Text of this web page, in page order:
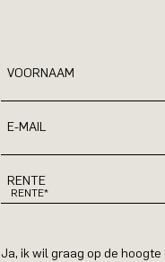
VOORNAAM
E-MAIL
RENTE
Ja, ik wil graag op de